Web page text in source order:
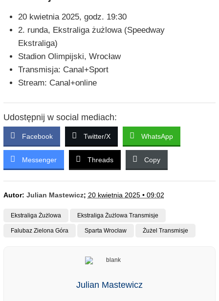
20 kwietnia 2025, godz. 19:30
2. runda, Ekstraliga żużlowa (Speedway
Ekstraliga)
Stadion Olimpijski, Wrocław
Transmisja: Canal+Sport
Stream: Canal+online
Udostępnij w social mediach:
Facebook Twitter/X WhatsApp
Messenger Threads Copy
Autor: Julian Mastewicz; 20 kwietnia 2025 • 09:02
Ekstraliga Żużlowa Ekstraliga Żużlowa Transmisje
Falubaz Zielona Góra Sparta Wrocław Żużel Transmisje
Julian Mastewicz